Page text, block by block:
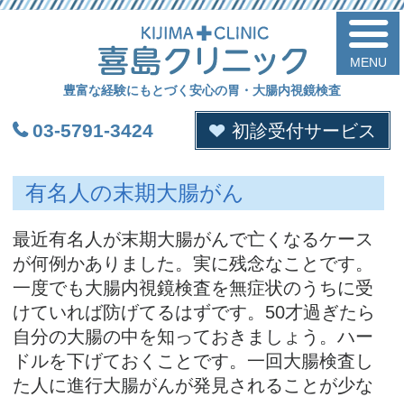
豊富な経験にもとづく安心の胃・大腸内視鏡検査
03-5791-3424 初診受付サービス
有名人の末期大腸がん
最近有名人が末期大腸がんで亡くなるケース
が何例かありました。実に残念なことです。
一度でも大腸内視鏡検査を無症状のうちに受
けていれば防げてるはずです。50才過ぎたら
自分の大腸の中を知っておきましょう。ハー
ドルを下げておくことです。一回大腸検査し
た人に進行大腸がんが発見されることが少な